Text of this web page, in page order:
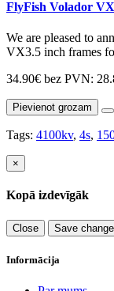
FlyFish Volador
We are pleased to
VX3.5 inch frames
34.90€ bez PVN:
Pievienot grozam
Tags: 4100kv, 4s,
×
Kopā izdevīgāk
Close Save
Informācija